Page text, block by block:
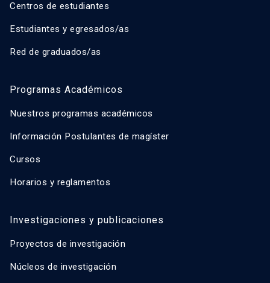
Centros de estudiantes
Estudiantes y egresados/as
Red de graduados/as
Programas Académicos
Nuestros programas académicos
Información Postulantes de magíster
Cursos
Horarios y reglamentos
Investigaciones y publicaciones
Proyectos de investigación
Núcleos de investigación